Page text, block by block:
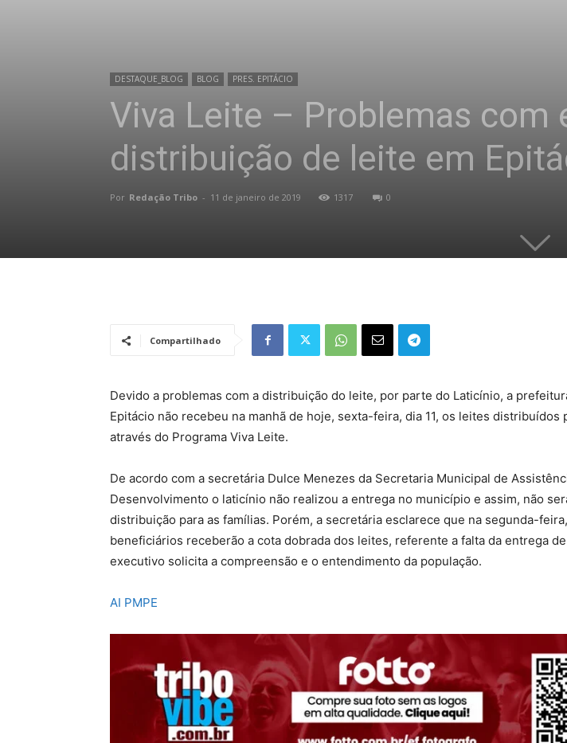
DESTAQUE_BLOG BLOG PRES. EPITÁCIO
Viva Leite – Problemas
distribuição de leite em
Por Redação Tribo - 11 de janeiro de 2019 1317 0
Compartilhado
Devido a problemas com a distribuição do leite, por parte do Laticínio, a
Epitácio não recebeu na manhã de hoje, sexta-feira, dia 11, os leites distribuídos
através do Programa Viva Leite.
De acordo com a secretária Dulce Menezes da Secretaria Municipal de
Desenvolvimento o laticínio não realizou a entrega no município e assim, não
distribuição para as famílias. Porém, a secretária esclarece que na segunda-
beneficiários receberão a cota dobrada dos leites, referente a falta da entrega
executivo solicita a compreensão e o entendimento da população.
AI PMPE